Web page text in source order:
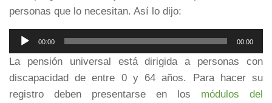
personas que lo necesitan. Así lo dijo:
Reproductor
de
audio
00:00 00:00
La pensión universal está dirigida a personas con
discapacidad de entre 0 y 64 años. Para hacer su
registro deben presentarse en los módulos del